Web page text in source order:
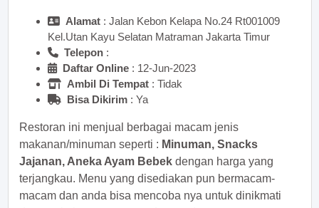
Alamat : Jalan Kebon Kelapa No.24 Rt001009
Kel.Utan Kayu Selatan Matraman Jakarta Timur
Telepon :
Daftar Online : 12-Jun-2023
Ambil Di Tempat : Tidak
Bisa Dikirim : Ya
Restoran ini menjual berbagai macam jenis
makanan/minuman seperti : Minuman, Snacks
Jajanan, Aneka Ayam Bebek dengan harga yang
terjangkau. Menu yang disediakan pun bermacam-
macam dan anda bisa mencoba nya untuk dinikmati